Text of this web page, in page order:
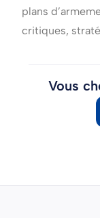
plans
critiques,
Vous